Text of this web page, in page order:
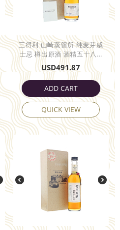
三得利 山崎蒸留所 纯麦芽威
士忌 樽出原酒 酒精五十八...
USD491.87
ADD CART
QUICK VIEW